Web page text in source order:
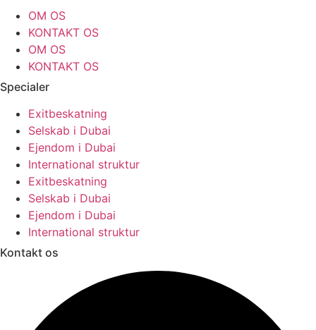
OM OS
KONTAKT OS
OM OS
KONTAKT OS
Specialer
Exitbeskatning
Selskab i Dubai
Ejendom i Dubai
International struktur
Exitbeskatning
Selskab i Dubai
Ejendom i Dubai
International struktur
Kontakt os